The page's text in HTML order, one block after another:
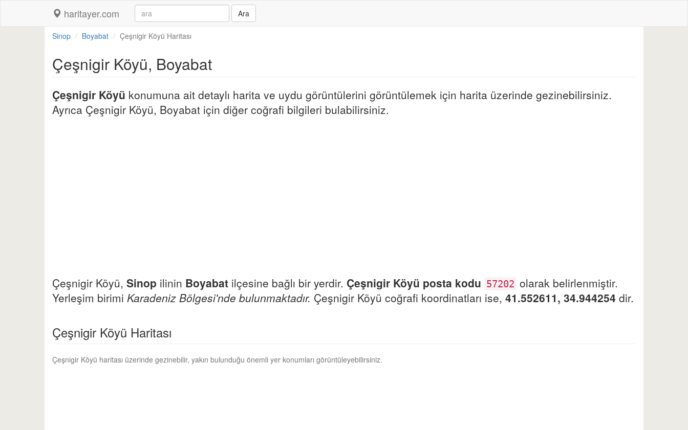
haritayer.com Ara
Sinop Boyabat Çeşnigir Köyü Haritası
Çeşnigir Köyü, Boyabat
Çeşnigir Köyü konumuna ait detaylı harita ve uydu görüntülerini görüntülemek için harita üzerinde gezinebilirsiniz.
Ayrıca Çeşnigir Köyü, Boyabat için diğer coğrafi bilgileri bulabilirsiniz.
Çeşnigir Köyü, Sinop ilinin Boyabat ilçesine bağlı bir yerdir. Çeşnigir Köyü posta kodu 57202 olarak belirlenmiştir.
Yerleşim birimi Karadeniz Bölgesi'nde bulunmaktadır. Çeşnigir Köyü coğrafi koordinatları ise, 41.552611, 34.944254 dir.
Çeşnigir Köyü Haritası
Çeşnigir Köyü haritası üzerinde gezinebilir, yakın bulunduğu önemli yer konumları görüntüleyebilirsiniz.